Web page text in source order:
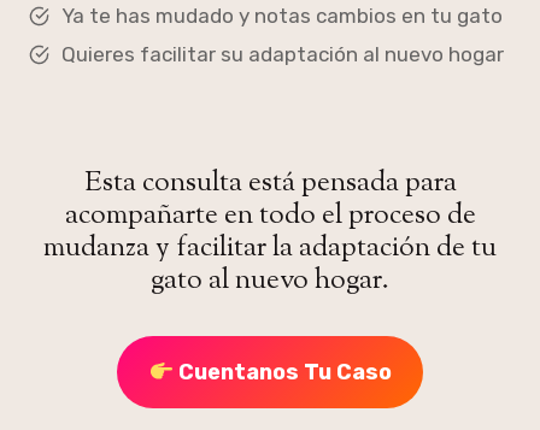
Ya te has mudado y notas cambios en tu gato
Quieres facilitar su adaptación al nuevo hogar
Esta consulta está pensada para
acompañarte en todo el proceso de
mudanza y facilitar la adaptación de tu
gato al nuevo hogar.
Cuentanos Tu Caso